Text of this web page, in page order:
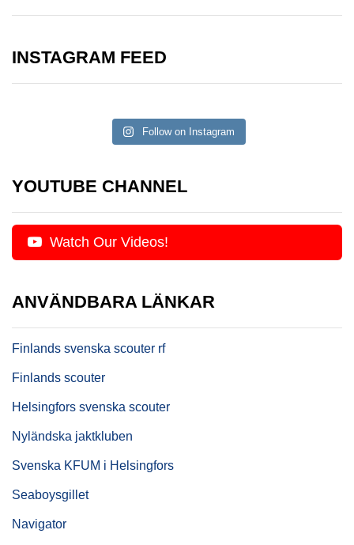
INSTAGRAM FEED
Follow on Instagram
YOUTUBE CHANNEL
Watch Our Videos!
ANVÄNDBARA LÄNKAR
Finlands svenska scouter rf
Finlands scouter
Helsingfors svenska scouter
Nyländska jaktkluben
Svenska KFUM i Helsingfors
Seaboysgillet
Navigator